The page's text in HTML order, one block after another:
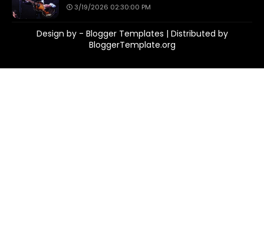
3/19/2026 02:30:00 PM
Design by - Blogger Templates | Distributed by
BloggerTemplate.org